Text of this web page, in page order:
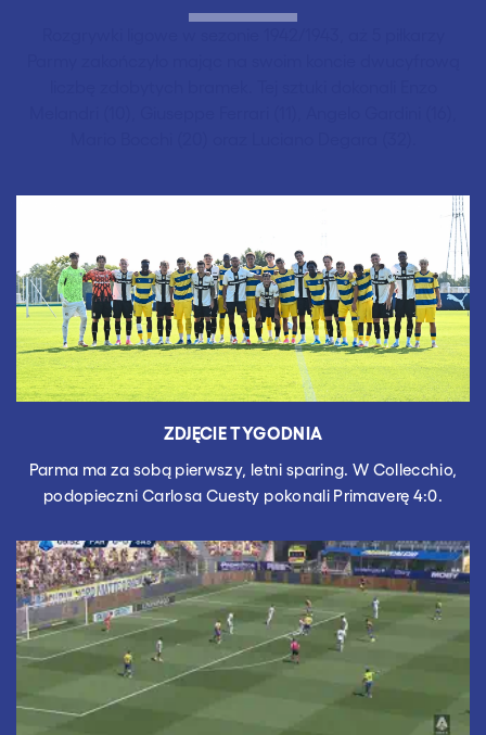
ZDJĘCIE TYGODNIA
Parma ma za sobą pierwszy, letni sparing. W Collecchio,
podopieczni Carlosa Cuesty pokonali Primaverę 4:0.